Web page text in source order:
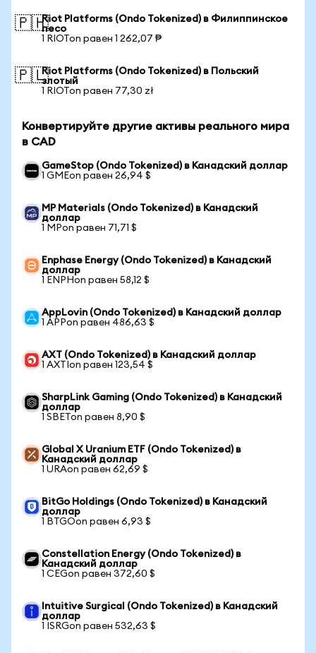
🇵🇭Riot Platforms (Ondo Tokenized) в Филиппинское
песо
1 RIOTon равен 1 262,07 ₱
🇵🇱Riot Platforms (Ondo Tokenized) в Польский
злотый
1 RIOTon равен 77,30 zł
Конвертируйте другие активы реального мира
в CAD
GameStop (Ondo Tokenized) в Канадский доллар
1 GMEon равен 26,94 $
MP Materials (Ondo Tokenized) в Канадский
доллар
1 MPon равен 71,71 $
Enphase Energy (Ondo Tokenized) в Канадский
доллар
1 ENPHon равен 58,12 $
AppLovin (Ondo Tokenized) в Канадский доллар
1 APPon равен 486,63 $
AXT (Ondo Tokenized) в Канадский доллар
1 AXTIon равен 123,54 $
SharpLink Gaming (Ondo Tokenized) в Канадский
доллар
1 SBETon равен 8,90 $
Global X Uranium ETF (Ondo Tokenized) в
Канадский доллар
1 URAon равен 62,69 $
BitGo Holdings (Ondo Tokenized) в Канадский
доллар
1 BTGOon равен 6,93 $
Constellation Energy (Ondo Tokenized) в
Канадский доллар
1 CEGon равен 372,60 $
Intuitive Surgical (Ondo Tokenized) в Канадский
доллар
1 ISRGon равен 532,63 $